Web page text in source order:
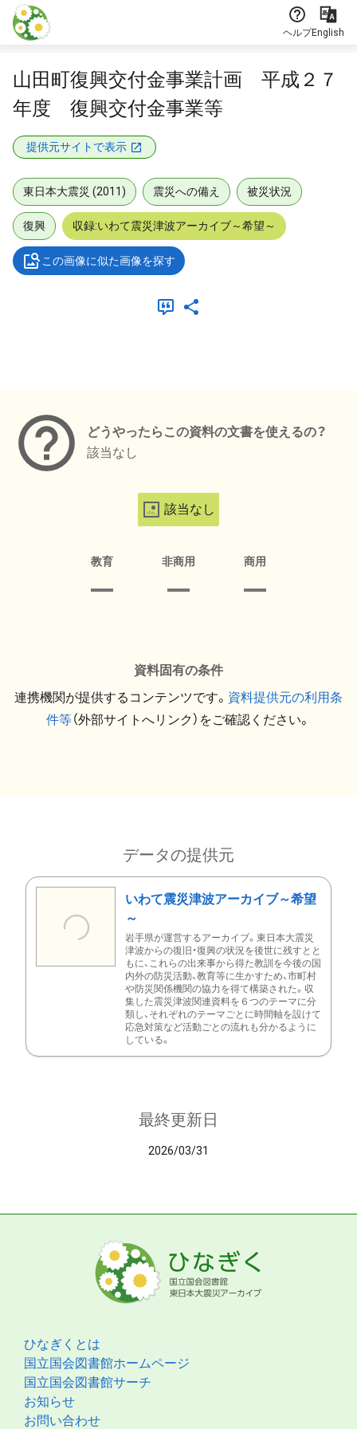
本文に飛ぶ
ヘルプEnglish
山田町復興交付金事業計画 平成２７
年度 復興交付金事業等
提供元サイトで表示
東日本大震災 (2011) 震災への備え 被災状況
復興 収録:いわて震災津波アーカイブ～希望～
この画像に似た画像を探す
どうやったらこの資料の文書を使えるの？
該当なし
該当なし
教育 非商用 商用
資料固有の条件
連携機関が提供するコンテンツです。 資料提供元の利用条
件等（外部サイトへリンク）をご確認ください。
データの提供元
いわて震災津波アーカイブ～希望
～
岩手県が運営するアーカイブ。東日本大震災
津波からの復旧・復興の状況を後世に残すとと
もに、これらの出来事から得た教訓を今後の国
内外の防災活動、教育等に生かすため、市町村
や防災関係機関の協力を得て構築された。収
集した震災津波関連資料を６つのテーマに分
類し、それぞれのテーマごとに時間軸を設けて
応急対策など活動ごとの流れも分かるように
している。
最終更新日
2026/03/31
ひなぎくとは
国立国会図書館ホームページ
国立国会図書館サーチ
お知らせ
お問い合わせ